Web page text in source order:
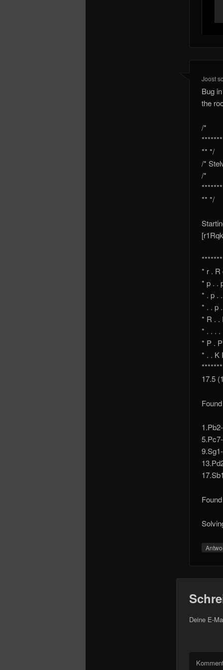
Joost
Bug
the
/*
** */
/*
/*
** */
* r . R
* p . .
* . p .
* . . p
* R . .
* . . . .
* P .
* . . K
17.5
Deine E-